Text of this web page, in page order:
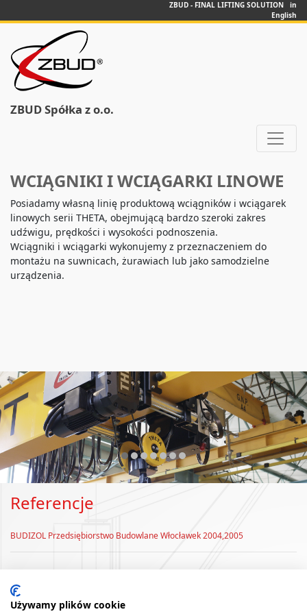
ZBUD - FINAL LIFTING SOLUTION in
English
ZBUD Spółka z o.o.
WCIĄGNIKI I WCIĄGARKI LINOWE
Posiadamy własną linię produktową wciągników i wciągarek
linowych serii THETA, obejmującą bardzo szeroki zakres
udźwigu, prędkości i wysokości podnoszenia.
Wciągniki i wciągarki wykonujemy z przeznaczeniem do
montażu na suwnicach, żurawiach lub jako samodzielne
urządzenia.
❮ ❯
Referencje
BUDIZOL Przedsiębiorstwo Budowlane Włocławek 2004,2005
Używamy plików cookie